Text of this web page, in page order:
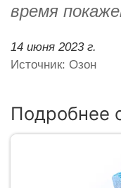
время
14 июня 2023 г.
Источник: Озон
Подробнее